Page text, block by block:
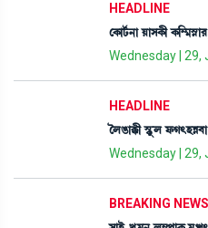
HEADLINE
ëA¡ài¢¡>à ÚàÎA¡ã
Wednesday | 29,
HEADLINE
íºR¡àB¡ã ÑHåþº
Wednesday | 29,
BREAKING NEWS